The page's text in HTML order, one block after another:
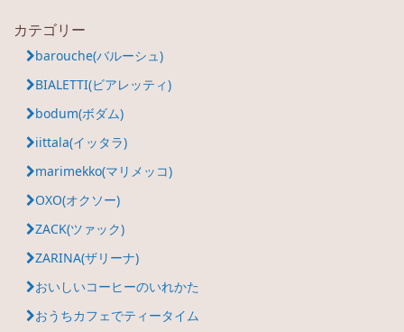
カテゴリー
barouche(バルーシュ)
BIALETTI(ビアレッティ)
bodum(ボダム)
iittala(イッタラ)
marimekko(マリメッコ)
OXO(オクソー)
ZACK(ツァック)
ZARINA(ザリーナ)
おいしいコーヒーのいれかた
おうちカフェでティータイム